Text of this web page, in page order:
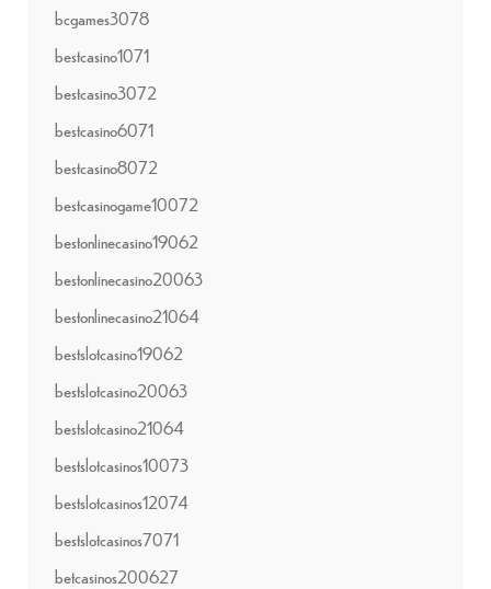
bcgames3078
bestcasino1071
bestcasino3072
bestcasino6071
bestcasino8072
bestcasinogame10072
bestonlinecasino19062
bestonlinecasino20063
bestonlinecasino21064
bestslotcasino19062
bestslotcasino20063
bestslotcasino21064
bestslotcasinos10073
bestslotcasinos12074
bestslotcasinos7071
betcasinos200627